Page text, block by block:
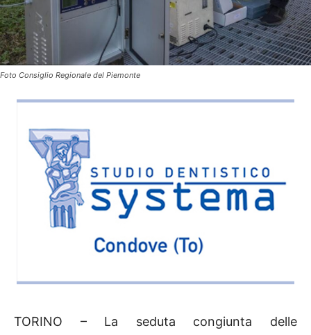
Foto Consiglio Regionale del Piemonte
TORINO – La seduta congiunta delle